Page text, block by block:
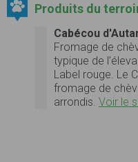
Produits du
Cabécou
Fromage de
typique de
Label rouge. Le
fromage de
arrondis. Voir le